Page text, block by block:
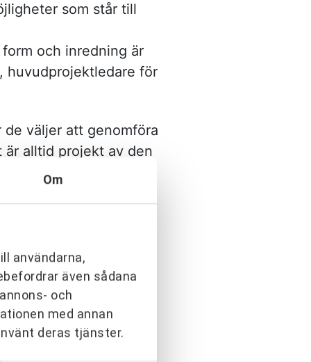
Om
användarna,
även sådana
och
med annan
deras tjänster.
som står till
och inredning är
huvudprojektledare för
väljer att genomföra
alltid projekt av den
verksamhet, är
känner trygghet i
säger Mikael
särskilda krav på
Ilic,
från början i